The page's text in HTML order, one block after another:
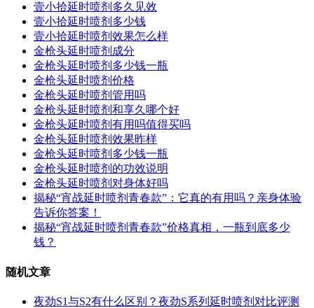
壹小拾延时喷剂多久见效
壹小拾延时喷剂多少钱
壹小拾延时喷剂效果怎么样
金枪头延时喷剂成分
金枪头延时喷剂多少钱一瓶
金枪头延时喷剂价格
金枪头延时喷剂管用吗
金枪头延时喷剂和享久哪个好
金枪头延时喷剂有用吗值得买吗
金枪头延时喷剂效果昨样
金枪头延时喷剂多少钱一瓶
金枪头延时喷剂的功效说明
金枪头延时喷剂对身体好吗
揭秘“宵战延时喷剂青春款”：它真的有用吗？亲身体验
告诉你答案！
揭秘“宵战延时喷剂青春款”价格真相，一瓶到底多少
钱？
随机文章
夜劲S1与S2有什么区别？夜劲S系列延时喷剂对比评测